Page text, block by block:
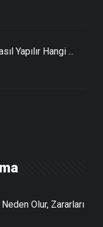
Yapılır Hangi ...
Olur, Zararları